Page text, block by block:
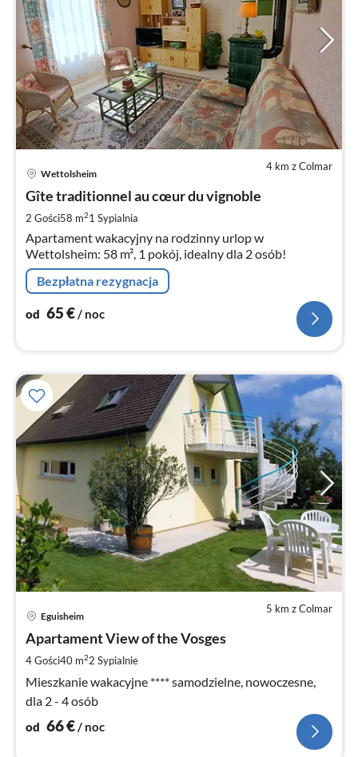
4 km z Colmar
Wettolsheim
Gîte traditionnel au cœur du vignoble
2 Gości58 m21 Sypialnia
Apartament wakacyjny na rodzinny urlop w
Wettolsheim: 58 m², 1 pokój, idealny dla 2 osób!
Bezpłatna rezygnacja
od 65€/ noc
5 km z Colmar
Eguisheim
Apartament View of the Vosges
4 Gości40 m22 Sypialnie
Mieszkanie wakacyjne **** samodzielne, nowoczesne,
dla 2 - 4 osób
od 66€/ noc